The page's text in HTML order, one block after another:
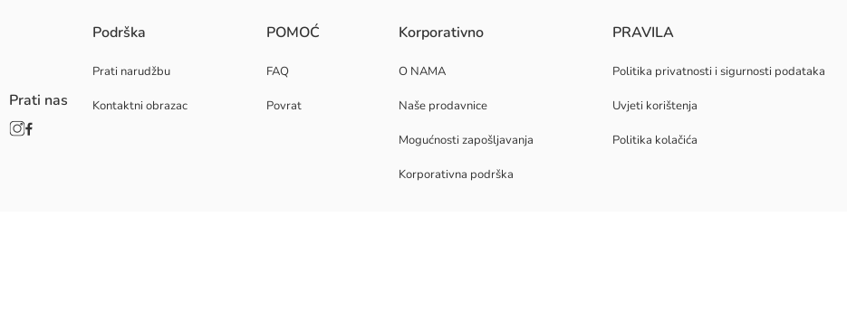
Podrška
Prati narudžbu
Kontaktni obrazac
POMOĆ
FAQ
Povrat
Korporativno
O NAMA
Naše prodavnice
Mogućnosti zapošljavanja
Korporativna podrška
PRAVILA
Politika privatnosti i sigurnosti podataka
Uvjeti korištenja
Politika kolačića
Prati nas